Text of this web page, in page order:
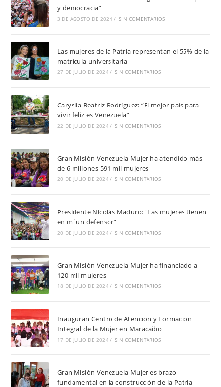
y democracia”
3 DE AGOSTO DE 2024 / SIN COMENTARIOS
Las mujeres de la Patria representan el 55% de la
matrícula universitaria
27 DE JULIO DE 2024 / SIN COMENTARIOS
Caryslia Beatriz Rodríguez: “El mejor país para
vivir feliz es Venezuela”
22 DE JULIO DE 2024 / SIN COMENTARIOS
Gran Misión Venezuela Mujer ha atendido más
de 6 millones 591 mil mujeres
20 DE JULIO DE 2024 / SIN COMENTARIOS
Presidente Nicolás Maduro: “Las mujeres tienen
en mí un defensor”
20 DE JULIO DE 2024 / SIN COMENTARIOS
Gran Misión Venezuela Mujer ha financiado a
120 mil mujeres
18 DE JULIO DE 2024 / SIN COMENTARIOS
Inauguran Centro de Atención y Formación
Integral de la Mujer en Maracaibo
17 DE JULIO DE 2024 / SIN COMENTARIOS
Gran Misión Venezuela Mujer es brazo
fundamental en la construcción de la Patria